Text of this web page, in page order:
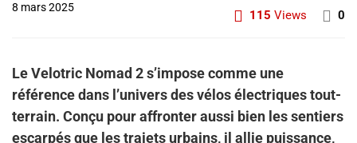
8 mars 2025
115 Views 0
Le Velotric Nomad 2 s’impose comme une
référence dans l’univers des vélos électriques tout-
terrain. Conçu pour affronter aussi bien les sentiers
escarpés que les trajets urbains, il allie puissance,